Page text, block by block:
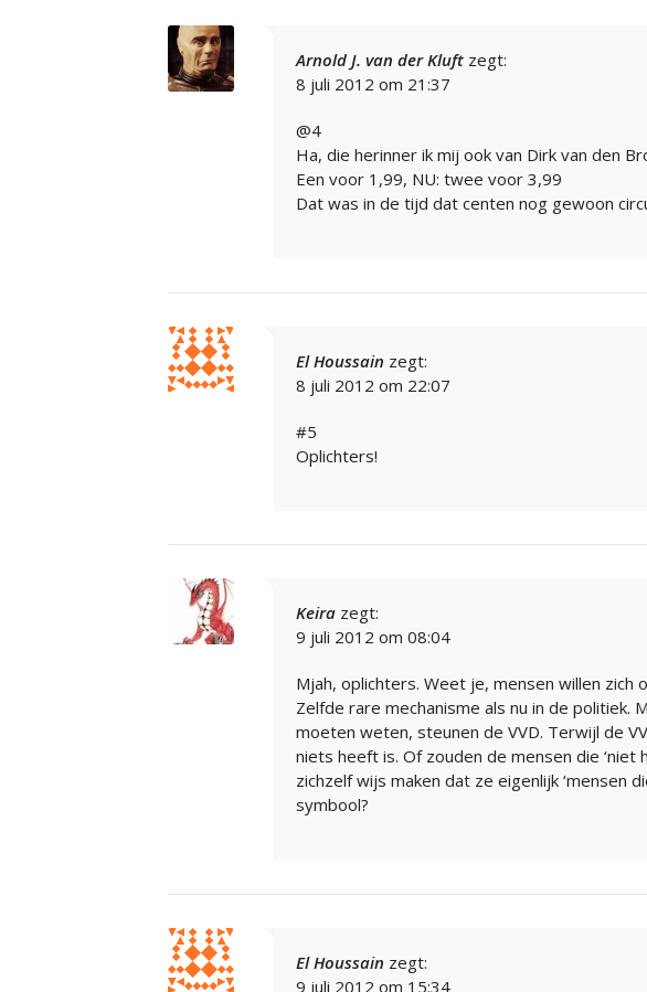
Arnold J. van der Kluft zegt:
8 juli 2012 om 21:37
@4
Ha, die herinner ik mij ook van Dirk van den
Een voor 1,99, NU: twee voor 3,99
Dat was in de tijd dat centen nog gewoon
El Houssain zegt:
8 juli 2012 om 22:07
#5
Oplichters!
Keira zegt:
9 juli 2012 om 08:04
Mjah, oplichters. Weet je, mensen willen zich
Zelfde rare mechanisme als nu in de politiek.
moeten weten, steunen de VVD. Terwijl de
niets heeft is. Of zouden de mensen die ‘niet
zichzelf wijs maken dat ze eigenlijk ‘mensen
symbool?
El Houssain zegt:
9 juli 2012 om 15:34